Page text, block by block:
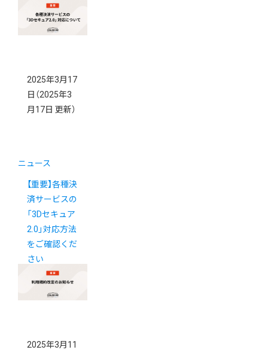
2025年3月17
日 （2025年3
月17日 更新）
ニュース
【重要】各種決
済サービスの
「3Dセキュア
2.0」対応方法
をご確認くだ
さい
2025年3月11